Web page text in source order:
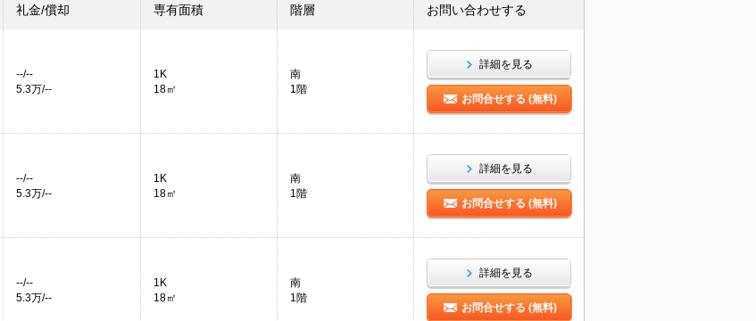
礼金/償却
専有面積
階層
お問い合わせする
--/--
5.3万/--
1K
18㎡
南
1階
詳細を見る
お問合せする (無料)
--/--
5.3万/--
1K
18㎡
南
1階
詳細を見る
お問合せする (無料)
--/--
5.3万/--
1K
18㎡
南
1階
詳細を見る
お問合せする (無料)